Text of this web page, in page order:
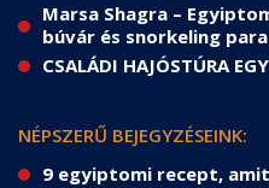
Marsa Shagra –
búvár és snorkeling
CSALÁDI HAJÓSTÚRA
NÉPSZERŰ BEJEGYZÉSEINK:
9 egyiptomi recept,